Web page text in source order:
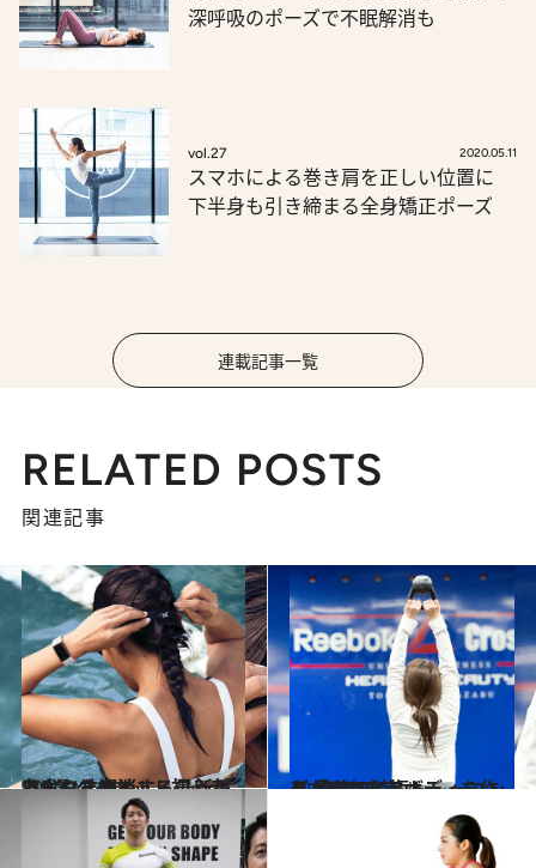
深呼吸のポーズで不眠解消も
vol.27 2020.05.11
スマホによる巻き肩を正しい位置に
下半身も引き締まる全身矯正ポーズ
連載記事一覧
RELATED POSTS
関連記事
2020.1.21
冬太りを解消する最新ギア5選 ダイエット初心者にもおすすめ
ライフスタイル 2017.2.25
しなやかな美ボディを作る 最強の時短トレーニング「HIIT」
ライフスタイル